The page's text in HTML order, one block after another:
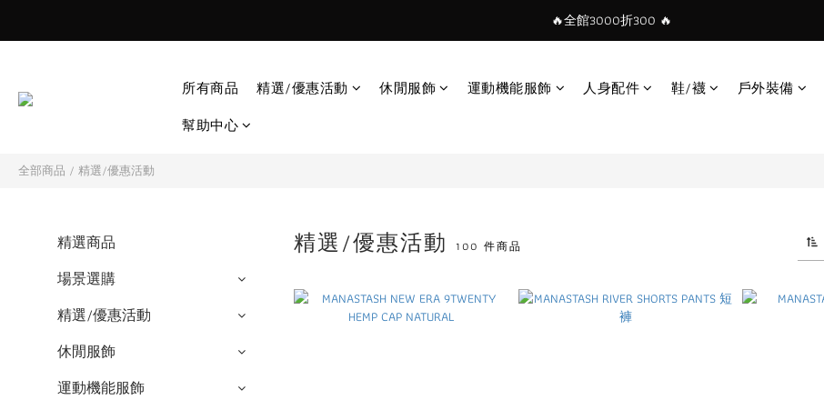
🔥全館3000折300 🔥
所有商品 精選/優惠活動 休閒服飾 運動機能服飾 人身配件 鞋/襪 戶外裝備
幫助中心
全部商品 / 精選/優惠活動
精選商品
場景選購
精選/優惠活動
休閒服飾
運動機能服飾
精選/優惠活動100 件商品